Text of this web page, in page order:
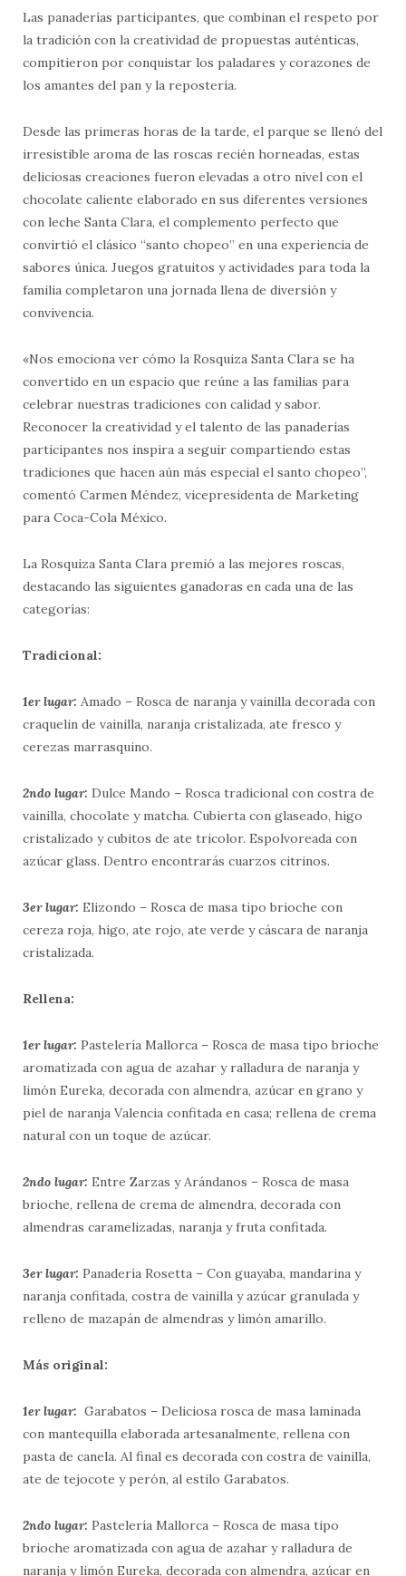
Las panaderías participantes, que combinan el respeto por
la tradición con la creatividad de propuestas auténticas,
compitieron por conquistar los paladares y corazones de
los amantes del pan y la repostería.
Desde las primeras horas de la tarde, el parque se llenó del
irresistible aroma de las roscas recién horneadas, estas
deliciosas creaciones fueron elevadas a otro nivel con el
chocolate caliente elaborado en sus diferentes versiones
con leche Santa Clara, el complemento perfecto que
convirtió el clásico “santo chopeo” en una experiencia de
sabores única. Juegos gratuitos y actividades para toda la
familia completaron una jornada llena de diversión y
convivencia.
«Nos emociona ver cómo la Rosquiza Santa Clara se ha
convertido en un espacio que reúne a las familias para
celebrar nuestras tradiciones con calidad y sabor.
Reconocer la creatividad y el talento de las panaderías
participantes nos inspira a seguir compartiendo estas
tradiciones que hacen aún más especial el santo chopeo”,
comentó Carmen Méndez, vicepresidenta de Marketing
para Coca-Cola México.
La Rosquiza Santa Clara premió a las mejores roscas,
destacando las siguientes ganadoras en cada una de las
categorías:
Tradicional:
1er lugar: Amado – Rosca de naranja y vainilla decorada con
craquelin de vainilla, naranja cristalizada, ate fresco y
cerezas marrasquino.
2ndo lugar: Dulce Mando – Rosca tradicional con costra de
vainilla, chocolate y matcha. Cubierta con glaseado, higo
cristalizado y cubitos de ate tricolor. Espolvoreada con
azúcar glass. Dentro encontrarás cuarzos citrinos.
3er lugar: Elizondo – Rosca de masa tipo brioche con
cereza roja, higo, ate rojo, ate verde y cáscara de naranja
cristalizada.
Rellena:
1er lugar: Pastelería Mallorca – Rosca de masa tipo brioche
aromatizada con agua de azahar y ralladura de naranja y
limón Eureka, decorada con almendra, azúcar en grano y
piel de naranja Valencia confitada en casa; rellena de crema
natural con un toque de azúcar.
2ndo lugar: Entre Zarzas y Arándanos – Rosca de masa
brioche, rellena de crema de almendra, decorada con
almendras caramelizadas, naranja y fruta confitada.
3er lugar: Panadería Rosetta – Con guayaba, mandarina y
naranja confitada, costra de vainilla y azúcar granulada y
relleno de mazapán de almendras y limón amarillo.
Más original:
1er lugar: Garabatos – Deliciosa rosca de masa laminada
con mantequilla elaborada artesanalmente, rellena con
pasta de canela. Al final es decorada con costra de vainilla,
ate de tejocote y perón, al estilo Garabatos.
2ndo lugar: Pastelería Mallorca – Rosca de masa tipo
brioche aromatizada con agua de azahar y ralladura de
naranja y limón Eureka, decorada con almendra, azúcar en